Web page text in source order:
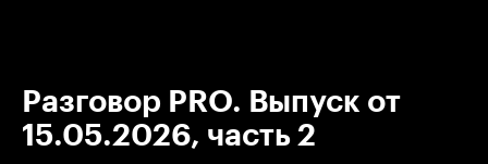
Разговор PRO. Выпуск от
15.05.2026, часть 2